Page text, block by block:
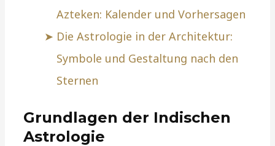
Azteken: Kalender und Vorhersagen
Die Astrologie in der Architektur:
Symbole und Gestaltung nach den
Sternen
Grundlagen der Indischen
Astrologie